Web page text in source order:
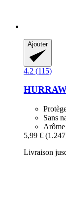
Ajouter
4.2 (115)
Sans
5,99 €
Livraison